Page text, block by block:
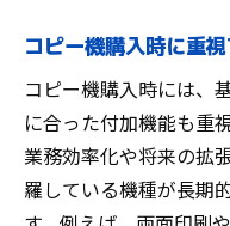
要性
麻績村でも安
コピー機故障
導入後サポー
理由
コピー機購入時に重
コピー機購入時には、
に合った付加機能も重
業務効率化や将来の拡
羅している機種が長期